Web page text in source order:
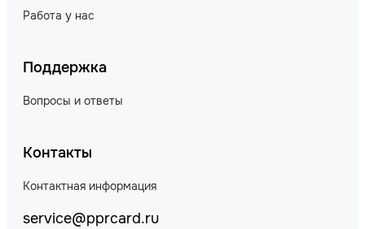
Работа у нас
Поддержка
Вопросы и ответы
Контакты
Контактная информация
service@pprcard.ru